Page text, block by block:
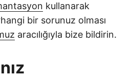
kullanarak
bir sorunuz olması
aracılığıyla bize bildirin.